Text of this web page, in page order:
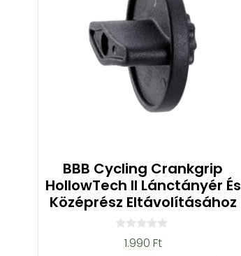
BBB Cycling Crankgrip
HollowTech II Lánctányér És
Középrész Eltávolításához
1.990 Ft